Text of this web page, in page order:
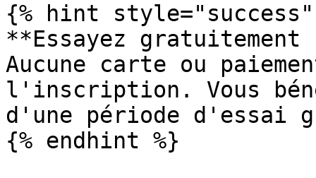
{% hint style="success"
**Essayez
Aucune carte ou
l'inscription. Vous
d'une période d'essai
{% endhint %}